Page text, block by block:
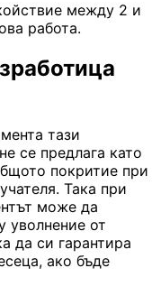
между 2 и
работа.
тази
се предлага като
покритие при
Така при
може да
уволнение от
да си гарантира
ако бъде